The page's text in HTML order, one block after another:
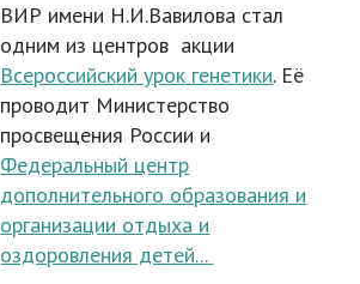
ВИР имени Н.И.Вавилова стал
одним из центров акции
Всероссийский урок генетики. Её
проводит Министерство
просвещения России и
Федеральный центр
дополнительного образования и
организации отдыха и
оздоровления детей...